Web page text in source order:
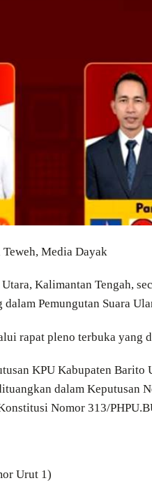
Media Dayak
Kalimantan Tengah,
Pemungutan Suara
rapat pleno terbuka yang
KPU Kabupaten Barito
dalam Keputusan
Nomor 313/
Urut 1)